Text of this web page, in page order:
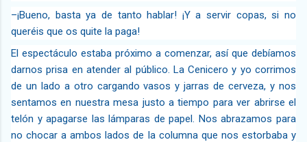
–¡Bueno, basta ya de tanto hablar! ¡Y a servir copas, si no
queréis que os quite la paga!
El espectáculo estaba próximo a comenzar, así que debíamos
darnos prisa en atender al público. La Cenicero y yo corrimos
de un lado a otro cargando vasos y jarras de cerveza, y nos
sentamos en nuestra mesa justo a tiempo para ver abrirse el
telón y apagarse las lámparas de papel. Nos abrazamos para
no chocar a ambos lados de la columna que nos estorbaba y